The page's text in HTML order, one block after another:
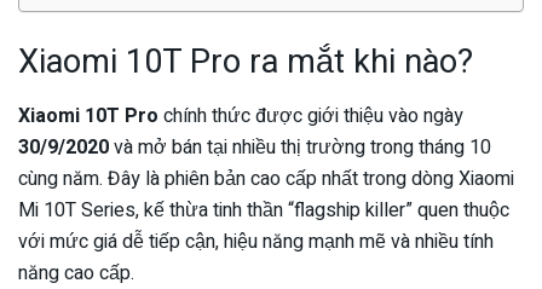
Xiaomi 10T Pro ra mắt khi nào?
Xiaomi 10T Pro chính thức được giới thiệu vào ngày
30/9/2020và mở bán tại nhiều thị trường trong tháng 10
cùng năm. Đây là phiên bản cao cấp nhất trong dòng Xiaomi
Mi 10T Series, kế thừa tinh thần “flagship killer” quen thuộc
với mức giá dễ tiếp cận, hiệu năng mạnh mẽ và nhiều tính
năng cao cấp.